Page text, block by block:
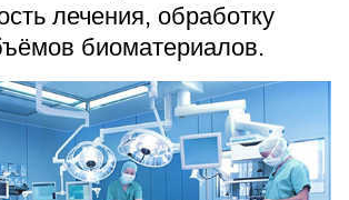
лечения, обработку
биоматериалов.